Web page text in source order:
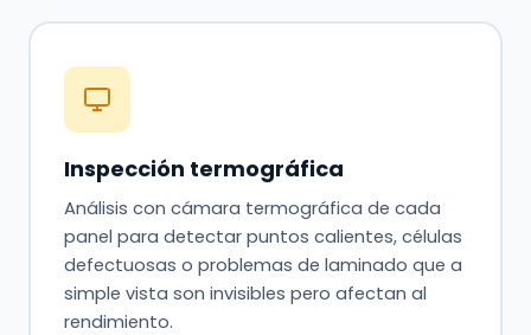
Inspección termográfica
Análisis con cámara termográfica de cada
panel para detectar puntos calientes, células
defectuosas o problemas de laminado que a
simple vista son invisibles pero afectan al
rendimiento.